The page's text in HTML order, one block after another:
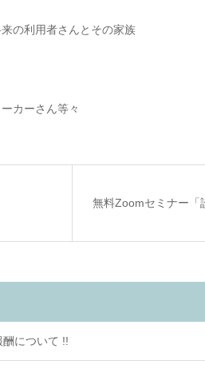
の利用者さんとその家族
カーさん等々
無料Zoomセミナー「
について !!